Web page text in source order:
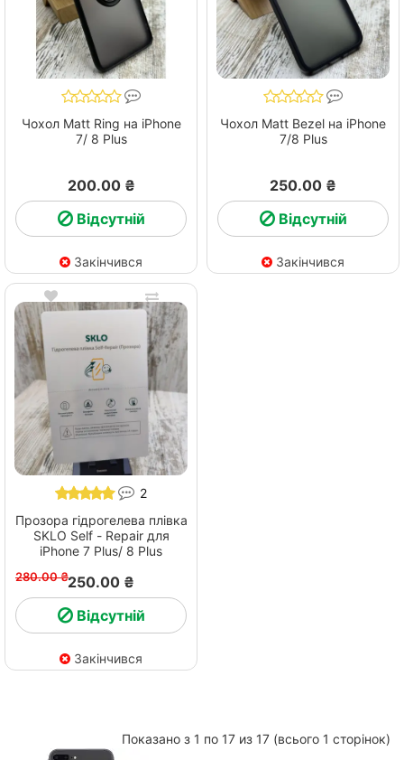
Чохол Matt Ring на iPhone
7/ 8 Plus
200.00 ₴
Відсутній
Закінчився
Чохол Matt Bezel на iPhone
7/8 Plus
250.00 ₴
Відсутній
Закінчився
2
Прозора гідрогелева плівка
SKLO Self - Repair для
iPhone 7 Plus/ 8 Plus
280.00 ₴250.00 ₴
Відсутній
Закінчився
Показано з 1 по 17 из 17 (всього 1 сторінок)